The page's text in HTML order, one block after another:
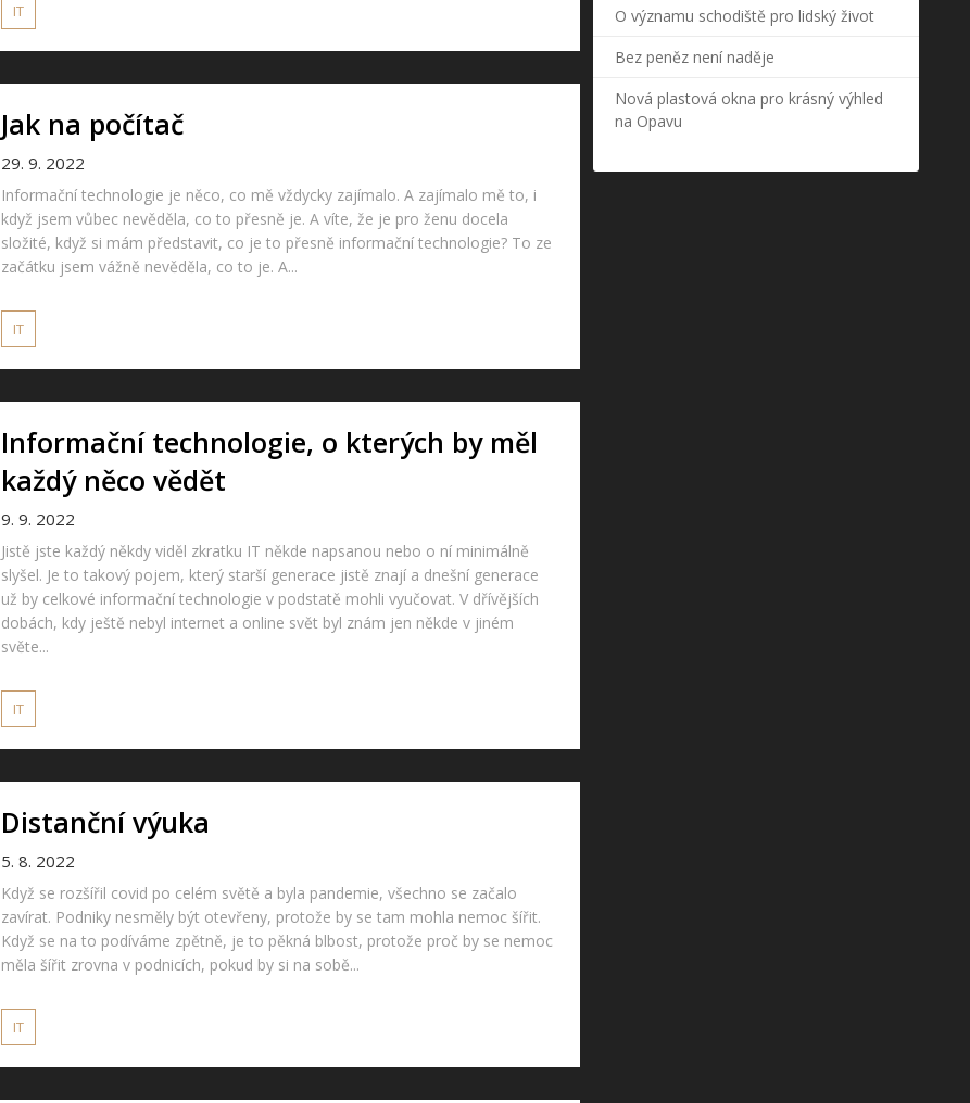
IT
Jak na počítač
29. 9. 2022
Informační technologie je něco, co mě vždycky zajímalo. A zajímalo mě to, i
když jsem vůbec nevěděla, co to přesně je. A víte, že je pro ženu docela
složité, když si mám představit, co je to přesně informační technologie? To ze
začátku jsem vážně nevěděla, co to je. A...
IT
Informační technologie, o kterých by měl
každý něco vědět
9. 9. 2022
Jistě jste každý někdy viděl zkratku IT někde napsanou nebo o ní minimálně
slyšel. Je to takový pojem, který starší generace jistě znají a dnešní generace
už by celkové informační technologie v podstatě mohli vyučovat. V dřívějších
dobách, kdy ještě nebyl internet a online svět byl znám jen někde v jiném
světe...
IT
Distanční výuka
5. 8. 2022
Když se rozšířil covid po celém světě a byla pandemie, všechno se začalo
zavírat. Podniky nesměly být otevřeny, protože by se tam mohla nemoc šířit.
Když se na to podíváme zpětně, je to pěkná blbost, protože proč by se nemoc
měla šířit zrovna v podnicích, pokud by si na sobě...
IT
O významu schodiště pro lidský život
Bez peněz není naděje
Nová plastová okna pro krásný výhled
na Opavu